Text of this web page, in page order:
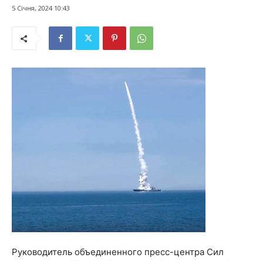
5 Січня, 2024 10:43
Руководитель объединенного пресс-центра Сил